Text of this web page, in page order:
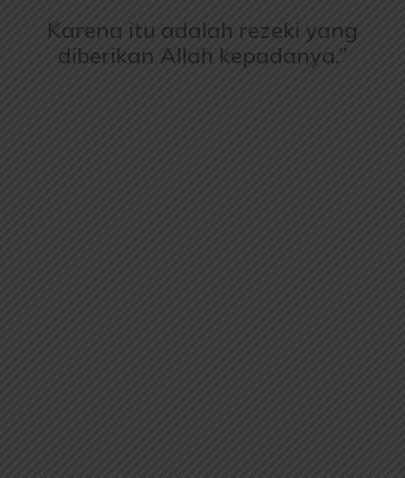
Karena itu adalah rezeki yang
diberikan Allah kepadanya.”